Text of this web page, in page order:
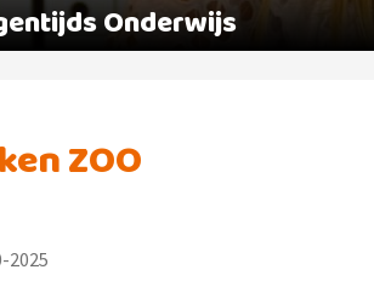
Onderwijs
ZOO
2025